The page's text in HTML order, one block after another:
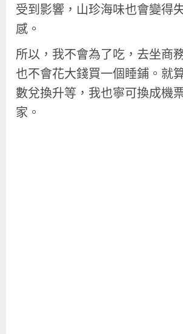
受到影響，山珍海味也會變得
感。
所以，我不會為了吃，去坐商
也不會花大錢買一個睡鋪。就
數兌換升等，我也寧可換成機
家。